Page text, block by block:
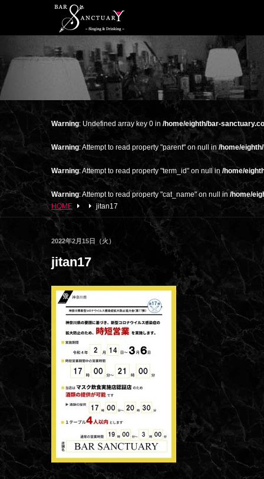
Warning: Undefined array key 0 in /home/eighth/bar-
Warning: Attempt to read property "parent" on null in /home/
Warning: Attempt to read property "term_id" on null in /home/
Warning: Attempt to read property "cat_name" on null in /home/
HOME
jitan17
2022年2月15日（火）
jitan17